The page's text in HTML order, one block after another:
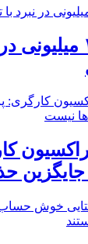
کالابرگ ۱
جایگزین